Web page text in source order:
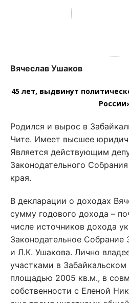
Вячеслав Ушаков
45 лет, выдвинут
Родился и вырос в
Чите. Имеет высшее
Является действующим
Законодательного
края.
В декларации о доходах
сумму годового дохода –
числе источников дохода
Законодательное Собрание
и Л.К. Ушакова. Лично
участками в
площадью 2005 кв.м., в
собственности с Еленой